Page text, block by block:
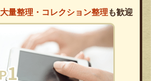
大量整理・コレクション整理 も歓迎